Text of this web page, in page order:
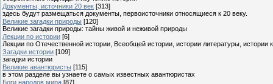
Документы, источники 20 век [313]
здесь будут размещаться документы, первоисточники относящиеся к 20 веку.
Великие загадки природы [120]
Великие загадки природы: тайны живой и неживой природы
Лекции по истории [6]
Лекции по Отечественной истории, Всеобщей истории, истории литературы, истории
Загадки истории [109]
загадки истории
Великие авантюристы [115]
в этом разделе вы узнаете о самых известных авантюристах
Боги народов мира [87]